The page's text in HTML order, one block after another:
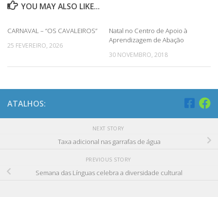
YOU MAY ALSO LIKE...
CARNAVAL – “OS CAVALEIROS”
25 FEVEREIRO, 2026
Natal no Centro de Apoio à
Aprendizagem de Abação
30 NOVEMBRO, 2018
ATALHOS:
NEXT STORY
Taxa adicional nas garrafas de água
PREVIOUS STORY
Semana das Línguas celebra a diversidade cultural